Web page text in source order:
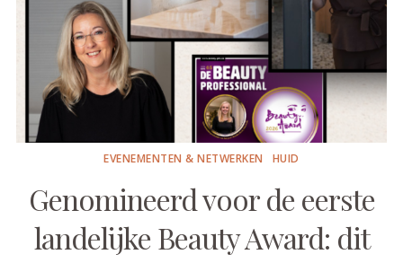
EVENEMENTEN & NETWERKEN HUID
Genomineerd voor de eerste
landelijke Beauty Award: dit